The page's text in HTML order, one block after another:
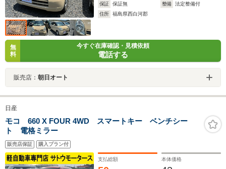
保証
保証無 整備
法定整備付
住所
福島県西白河郡
無
料
今すぐ在庫確認・見積依頼
電話する
販売店： 朝日オート
日産
モコ 660 X FOUR 4WD スマートキー ベンチシー
ト 電格ミラー
販売店保証 購入プラン付
支払総額 本体価格